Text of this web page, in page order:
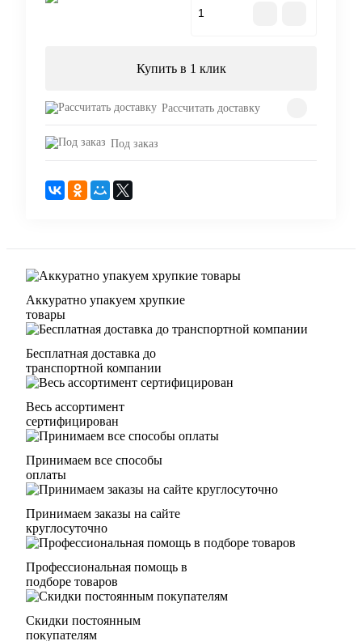
Купить в 1 клик
Рассчитать доставку
Под заказ
Аккуратно упакуем хрупкие
товары
Бесплатная доставка до
транспортной компании
Весь ассортимент
сертифицирован
Принимаем все способы
оплаты
Принимаем заказы на сайте
круглосуточно
Профессиональная помощь в
подборе товаров
Скидки постоянным
покупателям